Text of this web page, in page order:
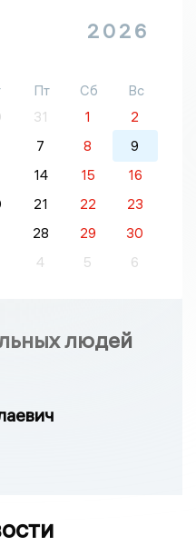
2026
Пт Сб
Вс
31 1
2
7 8
9
14 15
16
21 22
23
28 29
30
4 5 6
людей